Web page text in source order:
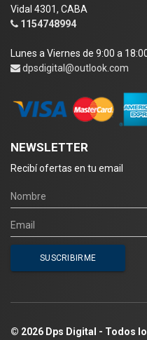
Vidal 4301, CABA
1154748994
Lunes a Viernes de 9:00 a
dpsdigital@outlook.com
NEWSLETTER
Recibí ofertas en tu email
© 2026 Dps Digital - Todos